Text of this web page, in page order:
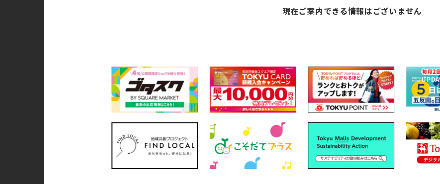
現在ご案内できる情報はございません